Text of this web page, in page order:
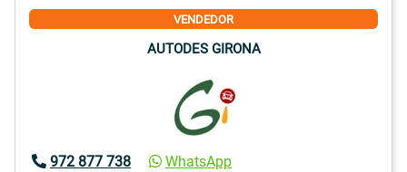
VENDEDOR
AUTODES GIRONA
972 877 738
WhatsApp